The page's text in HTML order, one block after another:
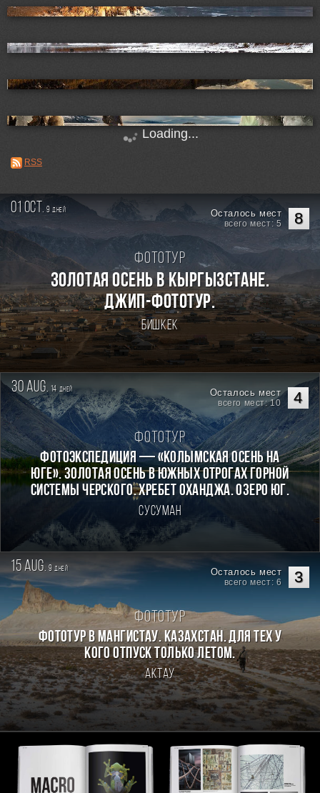
Loading...
RSS
01 oct. 9дней 8
Осталось мест
всего мест: 5
Фототур
Золотая осень в Кыргызстане.
Джип-фототур.
Бишкек
30 aug. 14 дней 4
Осталось мест
всего мест: 10
Фототур
Фотоэкспедиция — «Колымская осень на
Юге». Золотая осень в южных отрогах горной
системы Черского. Хребет Оханджа. Озеро Юг.
Сусуман
15 aug. 9дней 3
Осталось мест
всего мест: 6
Фототур
Фототур в Мангистау. Казахстан. Для тех у
кого отпуск только летом.
Актау